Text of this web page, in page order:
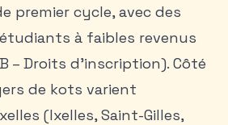
premier cycle, avec des
à faibles revenus
– Droits d’inscription). Côté
de kots varient
(Ixelles, Saint-Gilles,